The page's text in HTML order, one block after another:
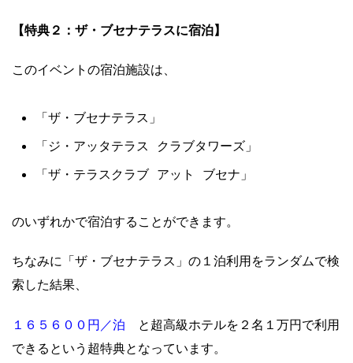
【特典２：ザ・ブセナテラスに宿泊】
このイベントの宿泊施設は、
「ザ・ブセナテラス」
「ジ・アッタテラス クラブタワーズ」
「ザ・テラスクラブ アット ブセナ」
のいずれかで宿泊することができます。
ちなみに「ザ・ブセナテラス」の１泊利用をランダムで検
索した結果、
１６５６００円／泊 と超高級ホテルを２名１万円で利用
できるという超特典となっています。